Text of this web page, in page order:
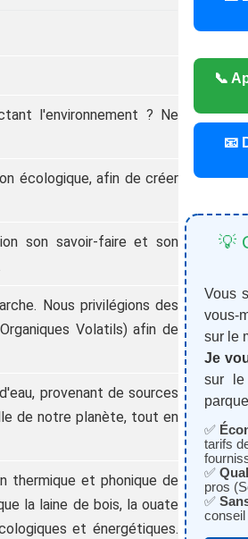
l'environnement ? Ne
écologique, afin de créer
son savoir-faire et son
Nous privilégions des
Volatils) afin de
provenant de sources
de notre planète, tout en
thermique et phonique de
la laine de bois, la ouate
et énergétiques.
📞
📧
💡
Vous
vous-
sur le
Je
sur le
✅
tarifs
✅
pros
✅
conseil